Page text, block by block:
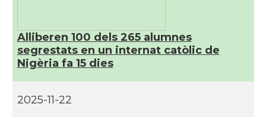
Alliberen 100 dels 265 alumnes
segrestats en un internat catòlic de
Nigèria fa 15 dies
2025-11-22